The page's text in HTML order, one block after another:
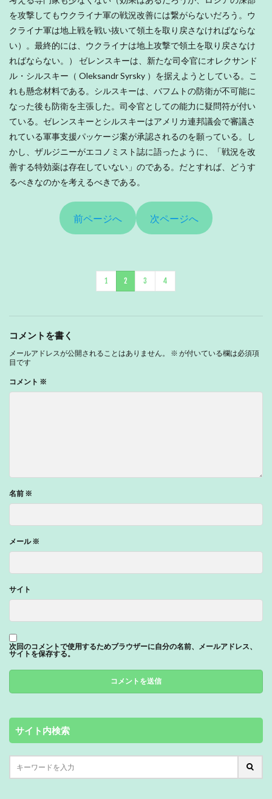
を攻撃してもウクライナ軍の戦況改善には繋がらないだろう。ウ
クライナ軍は地上戦を戦い抜いて領土を取り戻さなければならな
い）。最終的には、ウクライナは地上攻撃で領土を取り戻さなけ
ればならない。） ゼレンスキーは、新たな司令官にオレクサンド
ル・シルスキー（ Oleksandr Syrsky ）を据えようとしている。こ
れも懸念材料である。シルスキーは、バフムトの防衛が不可能に
なった後も防衛を主張した。司令官としての能力に疑問符が付い
ている。ゼレンスキーとシルスキーはアメリカ連邦議会で審議さ
れている軍事支援パッケージ案が承認されるのを願っている。し
かし、ザルジニーがエコノミスト誌に語ったように、「戦況を改
善する特効薬は存在していない」のである。だとすれば、どうす
るべきなのかを考えるべきである。
前ページへ 次ページへ
1 2 3 4
コメントを書く
メールアドレスが公開されることはありません。 ※ が付いている欄は必須項
目です
コメント ※
名前 ※
メール※
サイト
次回のコメントで使用するためブラウザーに自分の名前、メールアドレス、
サイトを保存する。
サイト内検索